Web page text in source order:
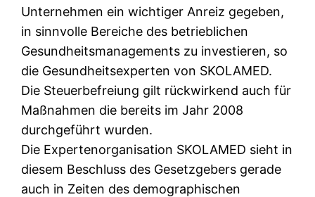
Unternehmen ein wichtiger Anreiz gegeben,
in sinnvolle Bereiche des betrieblichen
Gesundheitsmanagements zu investieren, so
die Gesundheitsexperten von SKOLAMED.
Die Steuerbefreiung gilt rückwirkend auch für
Maßnahmen die bereits im Jahr 2008
durchgeführt wurden.
Die Expertenorganisation SKOLAMED sieht in
diesem Beschluss des Gesetzgebers gerade
auch in Zeiten des demographischen